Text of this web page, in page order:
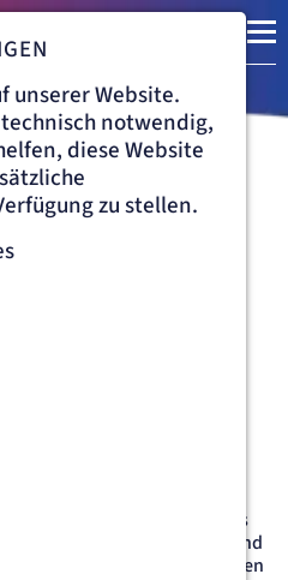
NOTFALLMEDIZIN UND
am
interdisziplinären
und 2c – des Krankenhauses
Patienten mit schweren und
den neuesten Erkenntnissen
unserer Website.
notwendig,
diese Website
zu stellen.